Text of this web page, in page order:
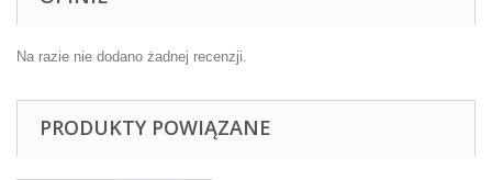
Na razie nie dodano żadnej recenzji.
PRODUKTY POWIĄZANE